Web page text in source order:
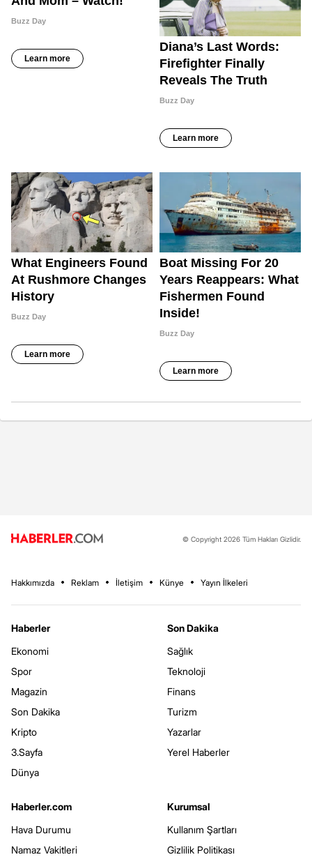
© Copyright 2026 Tüm Hakları Gizlidir.
Hakkımızda Reklam İletişim Künye Yayın İlkeleri
Haberler
Ekonomi
Spor
Magazin
Son Dakika
Kripto
3.Sayfa
Dünya
Son Dakika
Sağlık
Teknoloji
Finans
Turizm
Yazarlar
Yerel Haberler
Haberler.com
Hava Durumu
Namaz Vakitleri
Kurumsal
Kullanım Şartları
Gizlilik Politikası